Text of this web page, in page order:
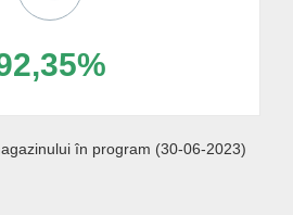
în program (30-06-2023)